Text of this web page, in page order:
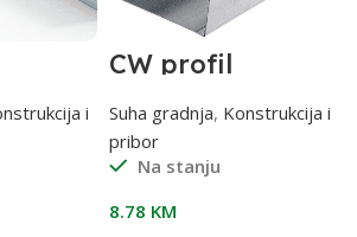
3 m
i
CW profil
100/3000 0,6 mm
Suha gradnja, Konstrukcija i
pribor
Na stanju
8.78 KM